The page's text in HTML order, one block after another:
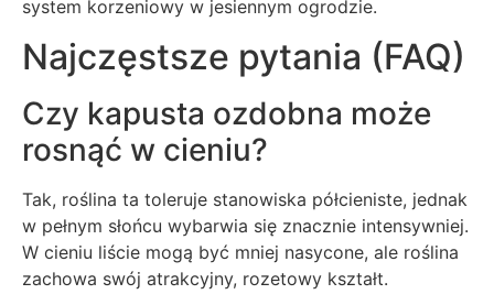
system korzeniowy w jesiennym ogrodzie.
Najczęstsze pytania (FAQ)
Czy kapusta ozdobna może
rosnąć w cieniu?
Tak, roślina ta toleruje stanowiska półcieniste, jednak
w pełnym słońcu wybarwia się znacznie intensywniej.
W cieniu liście mogą być mniej nasycone, ale roślina
zachowa swój atrakcyjny, rozetowy kształt.